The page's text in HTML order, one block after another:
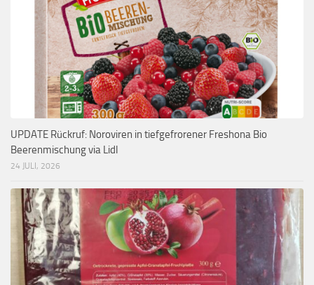
UPDATE Rückruf: Noroviren in tiefgefrorener Freshona Bio
Beerenmischung via Lidl
24 JULI, 2026